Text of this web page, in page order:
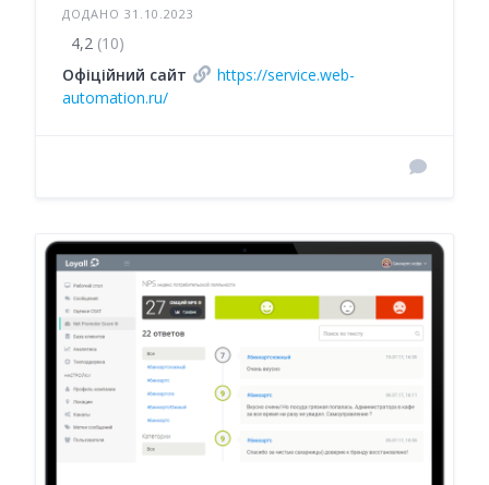
ДОДАНО 31.10.2023
4,2 (10)
Офіційний сайт
https://service.web-
automation.ru/